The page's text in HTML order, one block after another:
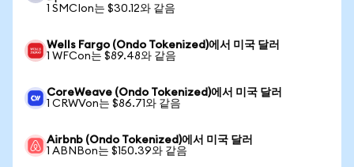
1 SMCIon는 $30.12와 같음
Wells Fargo (Ondo Tokenized)에서 미국 달러
1 WFCon는 $89.48와 같음
CoreWeave (Ondo Tokenized)에서 미국 달러
1 CRWVon는 $86.71와 같음
Airbnb (Ondo Tokenized)에서 미국 달러
1 ABNBon는 $150.39와 같음